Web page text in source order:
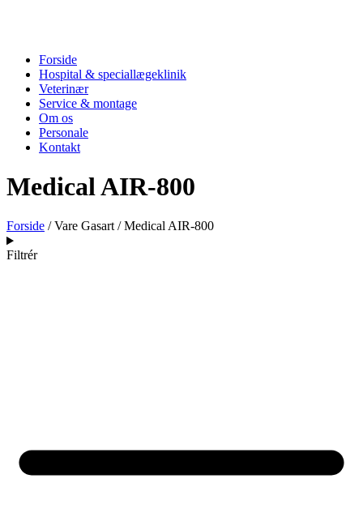
Forside
Hospital & speciallægeklinik
Veterinær
Service & montage
Om os
Personale
Kontakt
Medical AIR-800
Forside / Vare Gasart / Medical AIR-800
Filtrér